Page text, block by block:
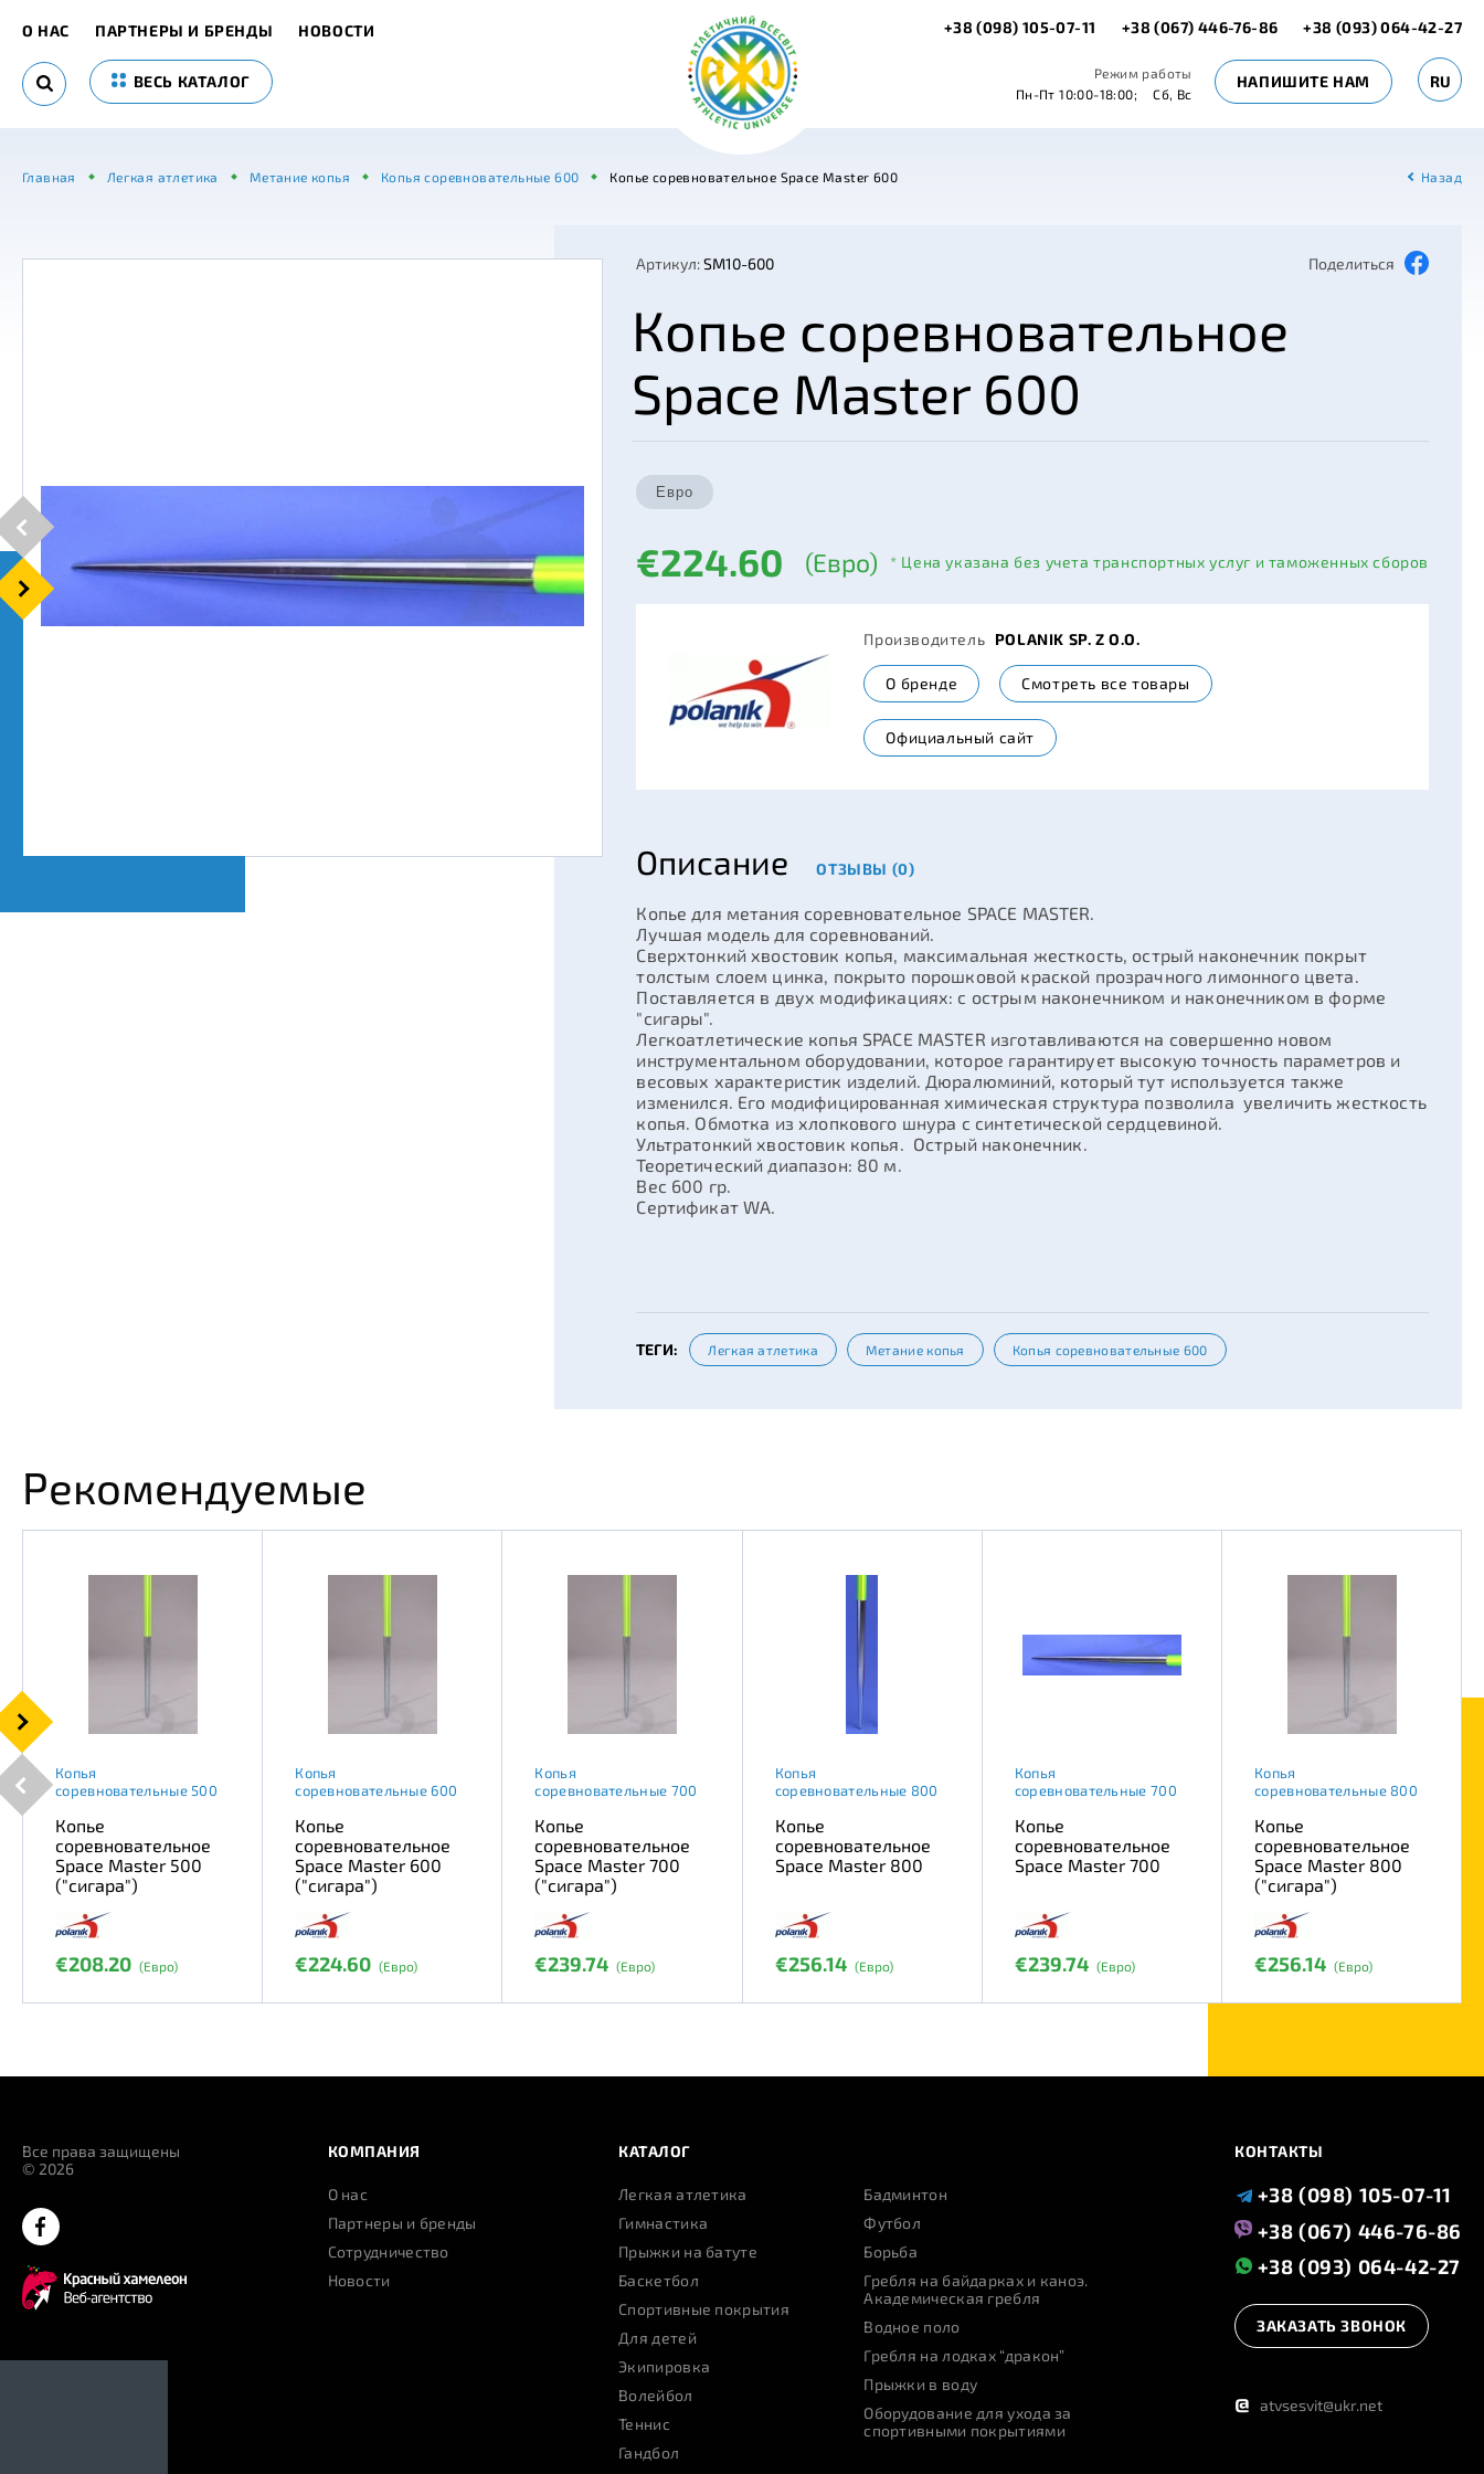
О НАС ПАРТНЕРЫ И БРЕНДЫ НОВОСТИ
ВЕСЬ КАТАЛОГ
+38 (098) 105-07-11 +38 (067) 446-76-86 +38 (093) 064-42-27
Режим работы
Пн-Пт 10:00-18:00;
Сб, Вс
НАПИШИТЕ НАМ RU
Главная Легкая атлетика Метание копья Копья соревновательные 600 Копье соревновательное Space Master 600 Назад
Артикул:SM10-600 Поделиться
Копье соревновательное
Space Master 600
€224.60 (Евро) * Цена указана без учета транспортных услуг и таможенных сборов
Производитель POLANIK SP. Z O.O.
О бренде Смотреть все товары
Официальный сайт
Описание ОТЗЫВЫ (0)
Копье для метания соревновательное SPACE MASTER.
Лучшая модель для соревнований.
Сверхтонкий хвостовик копья, максимальная жесткость, острый наконечник покрыт
толстым слоем цинка, покрыто порошковой краской прозрачного лимонного цвета.
Поставляется в двух модификациях: с острым наконечником и наконечником в форме
"сигары".
Легкоатлетические копья SPACE MASTER изготавливаются на совершенно новом
инструментальном оборудовании, которое гарантирует высокую точность параметров и
весовых характеристик изделий. Дюралюминий, который тут используется также
изменился. Его модифицированная химическая структура позволила увеличить жесткость
копья. Обмотка из хлопкового шнура с синтетической сердцевиной.
Ультратонкий хвостовик копья. Острый наконечник.
Теоретический диапазон: 80 м.
Вес 600 гр.
Сертификат WA.
ТЕГИ: Легкая атлетика Метание копья Копья соревновательные 600
Рекомендуемые
Копья
соревновательные 500
Копье
соревновательное
Space Master 500
("сигара")
€208.20 (Евро)
Копья
соревновательные 600
Копье
соревновательное
Space Master 600
("сигара")
€224.60 (Евро)
Копья
соревновательные 700
Копье
соревновательное
Space Master 700
("сигара")
€239.74 (Евро)
Копья
соревновательные 800
Копье
соревновательное
Space Master 800
€256.14 (Евро)
Копья
соревновательные 700
Копье
соревновательное
Space Master 700
€239.74 (Евро)
Копья
соревновательные 800
Копье
соревновательное
Space Master 800
("сигара")
€256.14 (Евро)
Все права защищены
© 2026
КОМПАНИЯ
О нас
Партнеры и бренды
Сотрудничество
Новости
КАТАЛОГ
Легкая атлетика
Гимнастика
Прыжки на батуте
Баскетбол
Спортивные покрытия
Для детей
Экипировка
Волейбол
Теннис
Гандбол
Бадминтон
Футбол
Борьба
Гребля на байдарках и каноэ.
Академическая гребля
Водное поло
Гребля на лодках “дракон”
Прыжки в воду
Оборудование для ухода за
спортивными покрытиями
КОНТАКТЫ
+38 (098) 105-07-11
+38 (067) 446-76-86
+38 (093) 064-42-27
ЗАКАЗАТЬ ЗВОНОК
@ atvsesvit@ukr.net